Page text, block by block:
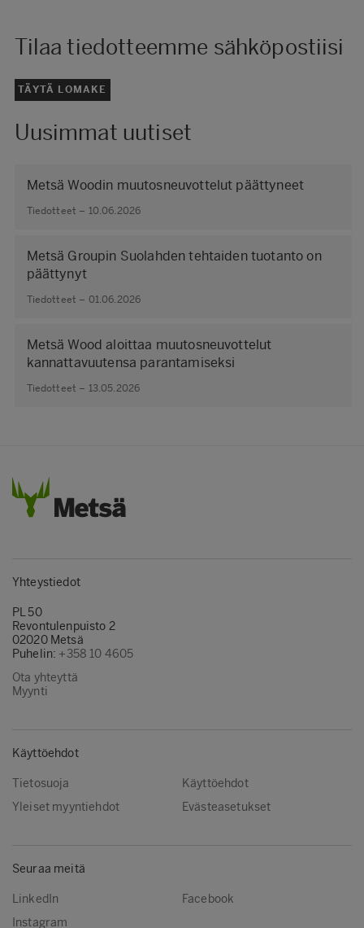
Tilaa tiedotteemme sähköpostiisi
TÄYTÄ LOMAKE
Uusimmat uutiset
Metsä Woodin muutosneuvottelut päättyneet
Tiedotteet – 10.06.2026
Metsä Groupin Suolahden tehtaiden tuotanto on
päättynyt
Tiedotteet – 01.06.2026
Metsä Wood aloittaa muutosneuvottelut
kannattavuutensa parantamiseksi
Tiedotteet – 13.05.2026
Yhteystiedot
PL 50
Revontulenpuisto 2
02020 Metsä
Puhelin: +358 10 4605
Ota yhteyttä
Myynti
Käyttöehdot
Tietosuoja
Käyttöehdot
Yleiset myyntiehdot
Evästeasetukset
Seuraa meitä
LinkedIn
Facebook
Instagram